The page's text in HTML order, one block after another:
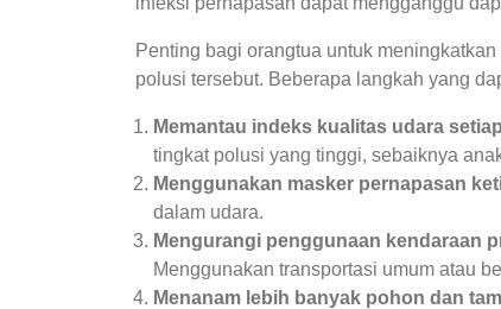
Penting bagi orangtua untuk
polusi tersebut. Beberapa langkah yang
Memantau indeks kualitas udara
tingkat polusi yang tinggi, sebaiknya
Menggunakan masker pernapasan
dalam udara.
Mengurangi penggunaan kendaraan
Menggunakan transportasi umum atau
Menanam lebih banyak pohon dan